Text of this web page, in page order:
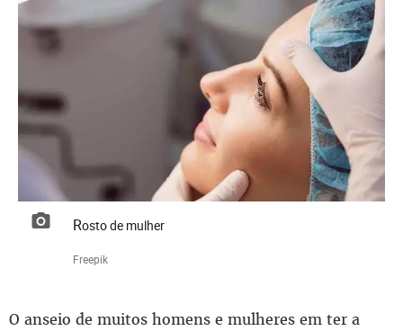
Rosto de mulher
Freepik
O anseio de muitos homens e mulheres em ter a